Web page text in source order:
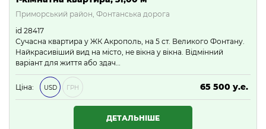
Приморський район, Фонтанська дорога
id 28417
Сучасна квартира у ЖК Акрополь, на 5 ст. Великого Фонтану.
Найкрасивіший вид на місто, не вікна у вікна. Відмінний
варіант для життя або здач…
Ціна: USD ГРН
65 500 у.е.
2 816 500 ₴
ДЕТАЛЬНІШЕ